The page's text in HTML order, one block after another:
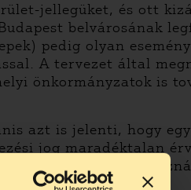
jellegüket, és ott
belvárosának
pedig olyan
A tervezet által
önkormányzatok is
azt is jelenti, hogy
jog maradéktalan
az ünnepi célú